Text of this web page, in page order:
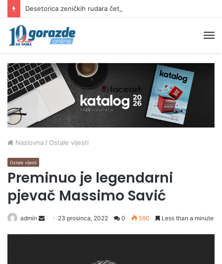
Naslovna / Ostale vijesti
Ostale vijesti
Preminuo je legendarni
pjevač Massimo Savić
admin
Send 23 prosinca, 2022 0 590 Less than a minute